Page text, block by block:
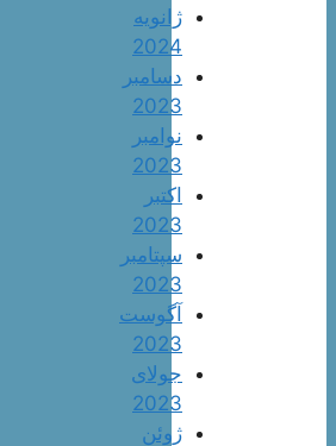
ژانویه
2024
دسامبر
2023
نوامبر
2023
اکتبر
2023
سپتامبر
2023
آگوست
2023
جولای
2023
ژوئن